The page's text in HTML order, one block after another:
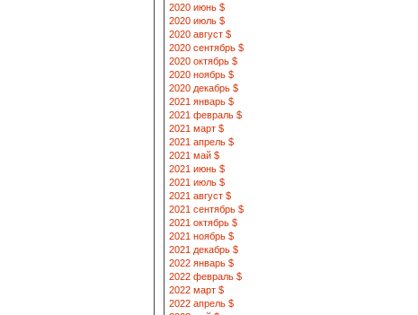
2020 июнь $
2020 июль $
2020 август $
2020 сентябрь $
2020 октябрь $
2020 ноябрь $
2020 декабрь $
2021 январь $
2021 февраль $
2021 март $
2021 апрель $
2021 май $
2021 июнь $
2021 июль $
2021 август $
2021 сентябрь $
2021 октябрь $
2021 ноябрь $
2021 декабрь $
2022 январь $
2022 февраль $
2022 март $
2022 апрель $